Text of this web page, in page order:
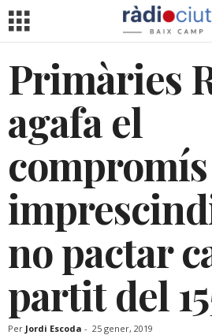
Primàries
agafa el
compromís
no pactar
partit del
Per Jordi Escoda - 25 gener, 2019